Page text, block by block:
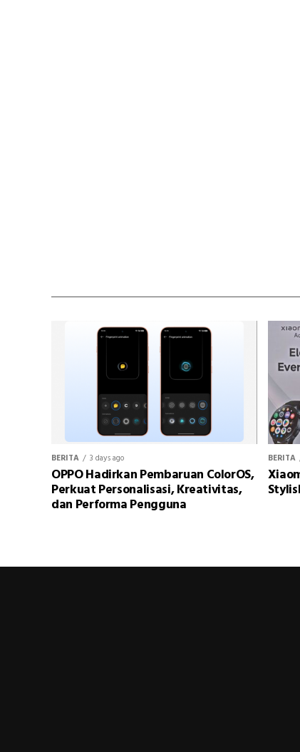
BERITA 3 days ago
OPPO Hadirkan Pembaruan ColorOS,
Perkuat Personalisasi, Kreativitas,
dan Performa Pengguna
BERITA